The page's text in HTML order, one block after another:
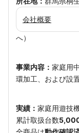
会社概要
へ）
事業内容： 家庭用
環加工、および設
実績： 家庭用遊技
累計取扱台数